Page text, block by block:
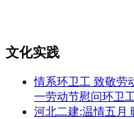
文化实践
情系环卫工 致敬
一劳动节慰问环卫
河北二建:温情五月